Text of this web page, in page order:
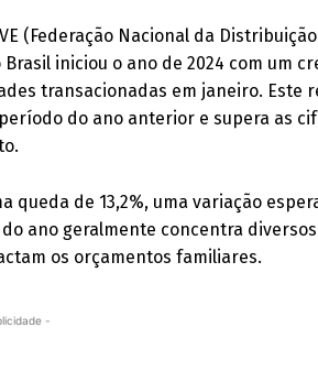
(Federação Nacional da
iniciou o ano de 2024 com um
transacionadas em janeiro. Este
do ano anterior e supera as
queda de 13,2%, uma variação
do ano geralmente concentra
os orçamentos familiares.
-